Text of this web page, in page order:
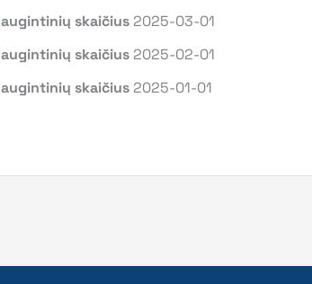
augintinių skaičius 2025-03-01
augintinių skaičius 2025-02-01
augintinių skaičius 2025-01-01